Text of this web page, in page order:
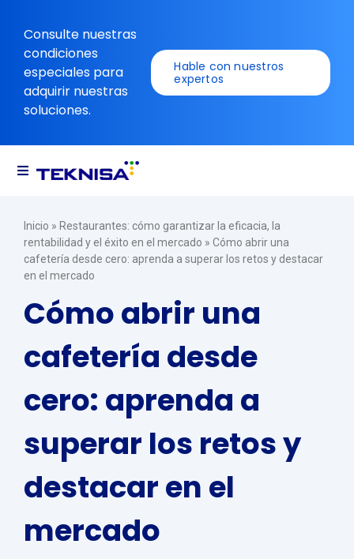
contenido
Consulte nuestras
condiciones
especiales para
adquirir nuestras
soluciones.
Hable con nuestros
expertos
Alternar
Recursos
Inicio » Restaurantes: cómo garantizar la eficacia, la
rentabilidad y el éxito en el mercado » Cómo abrir una
cafetería desde cero: aprenda a superar los retos y destacar
en el mercado
Cómo abrir una
cafetería desde
cero: aprenda a
superar los retos y
destacar en el
mercado